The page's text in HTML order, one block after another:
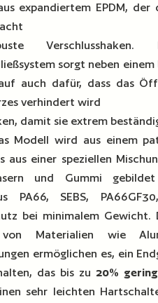
expandiertem EPDM,
Verschlusshaken.
sorgt neben einem
auch dafür, dass das
verhindert wird
damit sie extrem
Modell wird aus einem
aus einer speziellen
und Gummi
PA66, SEBS,
bei minimalem Gewicht.
von Materialien wie
ermöglichen es, ein
das bis zu 20%
sehr leichten